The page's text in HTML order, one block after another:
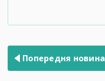
Навігація
записів
Попередня новина